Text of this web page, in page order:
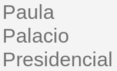
Paula
Palacio
Presidencial